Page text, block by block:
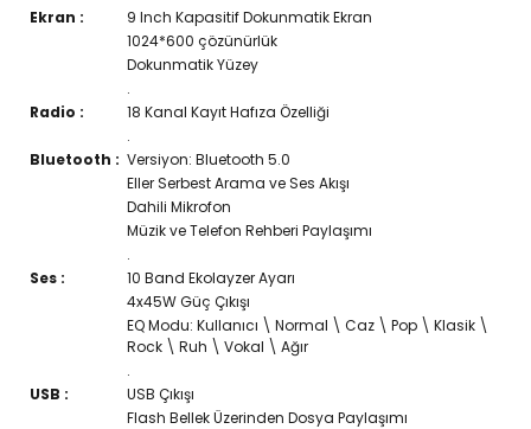
Ekran :
9 Inch Kapasitif Dokunmatik Ekran
1024*600 çözünürlük
Dokunmatik Yüzey
.
Radio :
18 Kanal Kayıt Hafıza Özelliği
.
Bluetooth : Versiyon: Bluetooth 5.0
Eller Serbest Arama ve Ses Akışı
Dahili Mikrofon
Müzik ve Telefon Rehberi Paylaşımı
.
Ses :
10 Band Ekolayzer Ayarı
4x45W Güç Çıkışı
EQ Modu: Kullanıcı \ Normal \ Caz \ Pop \ Klasik \
Rock \ Ruh \ Vokal \ Ağır
.
USB :
USB Çıkışı
Flash Bellek Üzerinden Dosya Paylaşımı